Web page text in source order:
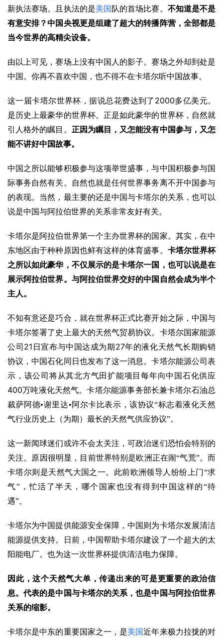
新执法赛场。且执法的是美国 队的首场比赛。 不知道是不是
有意安排？中国央视更是组建了超大的转播阵营，全部都是
当今世界的高精尖设备。
由以上可见，赛场上没有中国人的影子。赛场之外却到处是
中国。你再不喜欢中国，也不得不在卡塔尔听中国故事。
这一届卡塔尔世界杯，据说总花费达到了 2000多亿美元。
是历史上最豪华的世界杯。正是如此豪华的世界杯，自然就
引人格外的瞩目。 正因为瞩目，又怎能没有中国参与，又怎
能不讲好中国故事。
中国之所以能够积极参与这项举世盛事，与中国积极参与国
际事务自然有关。自然也就是任何世界事务离不开中国参与
的表现。当然，最主要的还是中国与卡塔尔的关系，也可以
说是中国与阿拉伯世界的关系非常友好有关。
卡塔尔是阿拉伯世界第一个主办世界杯的国家。其实，在中
东地区由于种种原因也鲜有这样的体育盛事。 卡塔尔世界杯
之所以如此豪华，不仅展示的是卡塔尔一国，也可以说是在
展示阿拉伯世界。与阿拉伯世界交好的中国自然会成为半个
主人。
不知有意还是巧合，就在世界杯正式比赛开始之际，中国与
卡塔尔签署了史上最大的天然气贸易协议。卡塔尔国家能源
公司 21 日宣布与中国达成为期 27年的液化天然气长期购销
协议，中国石化同日也发布了这一消息。卡塔尔能源公司表
示，该公司将从其北方气田扩能项目每年向中国石化供应
400万吨液化天然气。卡塔尔能源事务部长兼卡塔尔石油总
裁萨阿德•谢里达•阿尔卡比表示，该协议“标志着液化天然
气行业历史上（为期）最长的天然气供应协议”。
这一新闻球迷们或许不会太关注，可政治迷们恐怕会特别的
关注。原因很明显，目前世界特别是欧洲正在闹“气荒”。而
卡塔尔则是天然气大国之一。此前欧洲领导人纷纷上门“求
气”，忙活了半天，哪个国家也没有得到中国这样的“待
遇”。
卡塔尔为中国提供能源安全保障，中国则为卡塔尔发展清洁
能源提供支持。日前，中国帮助卡塔尔建设了一个超大的太
阳能电厂。也为这一次世界杯提供清洁电力保障。
因此，这个天然气大单，传递出来的可是更重要的政治信
息。代表的是中国与卡塔尔的关系，也是中国与阿拉伯世界
关系的缩影。
卡塔尔是中东的重要国家之一，是美国近年来极力拉拢的对